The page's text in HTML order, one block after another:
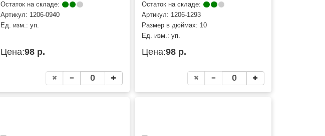
Остаток на складе:
Артикул: 1206-0940
Ед. изм.: уп.
Цена:98 р.
Остаток на складе:
Артикул: 1206-1293
Размер в дюймах: 10
Ед. изм.:уп.
Цена:98 р.